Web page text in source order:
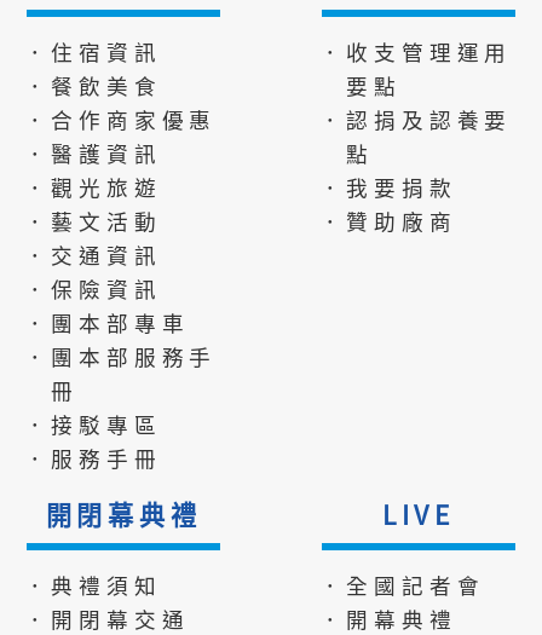
．住宿資訊
．餐飲美食
．合作商家優惠
．醫護資訊
．觀光旅遊
．藝文活動
．交通資訊
．保險資訊
．團本部專車
．團本部服務手
冊
．接駁專區
．服務手冊
．收支管理運用
要點
．認捐及認養要
點
．我要捐款
．贊助廠商
開閉幕典禮
．典禮須知
．開閉幕交通
LIVE
．全國記者會
．開幕典禮